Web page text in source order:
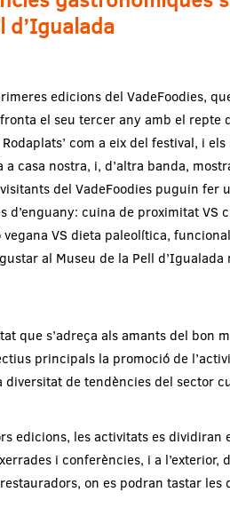
d’Igualada
edicions del VadeFoodies,
el seu tercer any amb el repte
com a eix del festival, i
a casa nostra, i, d’altra banda,
del VadeFoodies puguin
d’enguany: cuina de proximitat
VS dieta paleolítica,
al Museu de la Pell
que s’adreça als amants del bon
principals la promoció de
de tendències del sector
edicions, les activitats es dividiran
i conferències, i a l’exterior,
on es podran tastar les